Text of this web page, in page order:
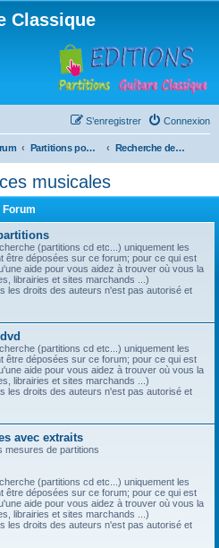
Classique
Connexion
S’enregistrer
Partitions pour guitare en libre téléchargement Recherche de ressources musicales
musicales
Forum
(partitions cd etc...) uniquement les
être déposées sur ce forum; pour ce qui est
aide pour vous aidez à trouver où vous la
librairies et sites marchands ...)
les droits des auteurs n'est pas autorisé et
(partitions cd etc...) uniquement les
être déposées sur ce forum; pour ce qui est
aide pour vous aidez à trouver où vous la
librairies et sites marchands ...)
les droits des auteurs n'est pas autorisé et
avec extraits
mesures de partitions
(partitions cd etc...) uniquement les
être déposées sur ce forum; pour ce qui est
aide pour vous aidez à trouver où vous la
librairies et sites marchands ...)
les droits des auteurs n'est pas autorisé et